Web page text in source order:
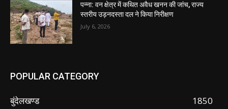
पन्ना: वन क्षेत्र में कथित अवैध खनन की जांच, राज्य
स्तरीय उड़नदस्ता दल ने किया निरीक्षण
July 6, 2026
POPULAR CATEGORY
बुंदेलखण्ड
1850